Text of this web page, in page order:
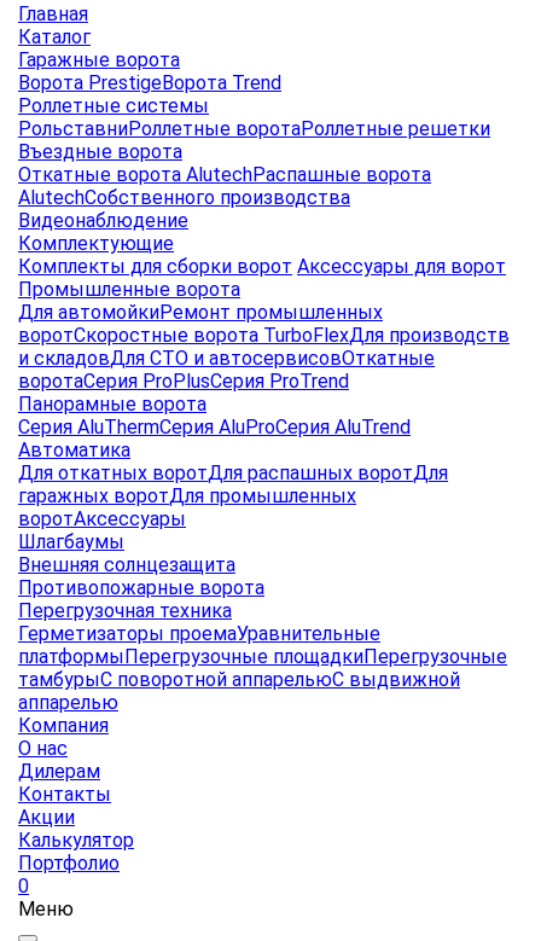
Главная
Каталог
Гаражные ворота
Ворота PrestigeВорота Trend
Роллетные системы
РольставниРоллетные воротаРоллетные решетки
Въездные ворота
Откатные ворота AlutechРаспашные ворота
AlutechСобственного производства
Видеонаблюдение
Комплектующие
Комплекты для сборки ворот Аксессуары для ворот
Промышленные ворота
Для автомойкиРемонт промышленных
воротСкоростные ворота TurboFlexДля производств
и складовДля СТО и автосервисовОткатные
воротаСерия ProPlusСерия ProTrend
Панорамные ворота
Серия AluThermСерия AluProСерия AluTrend
Автоматика
Для откатных воротДля распашных воротДля
гаражных воротДля промышленных
воротАксессуары
Шлагбаумы
Внешняя солнцезащита
Противопожарные ворота
Перегрузочная техника
Герметизаторы проемаУравнительные
платформыПерегрузочные площадкиПерегрузочные
тамбурыС поворотной аппарельюС выдвижной
аппарелью
Компания
О нас
Дилерам
Контакты
Акции
Калькулятор
Портфолио
0
Меню